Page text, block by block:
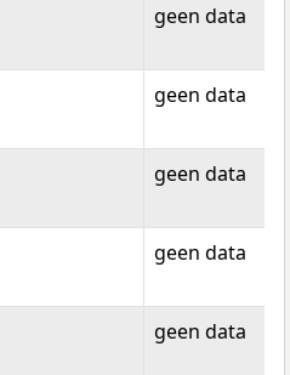
geen data
geen data
geen data
geen data
geen data